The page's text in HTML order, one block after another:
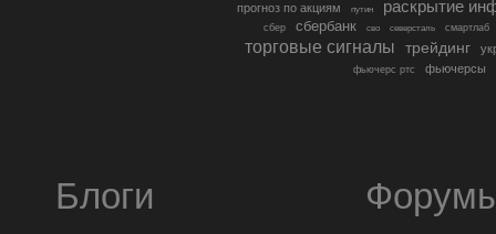
прогноз по акциям путин раскрытие
сбер сбербанк сво северсталь смартлаб
торговые сигналы трейдинг
фьючерс ртс фьючерсы
Блоги